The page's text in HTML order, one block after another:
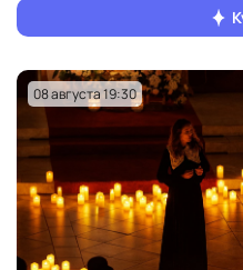
08 августа 19:30